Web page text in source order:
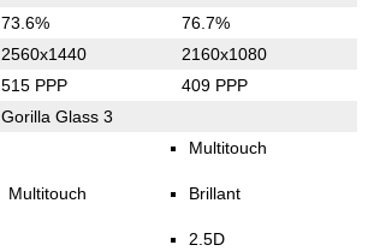
73.6% 76.7%
2560x1440 2160x1080
515 PPP 409 PPP
Gorilla Glass 3
Multitouch
Multitouch
Brillant
2.5D